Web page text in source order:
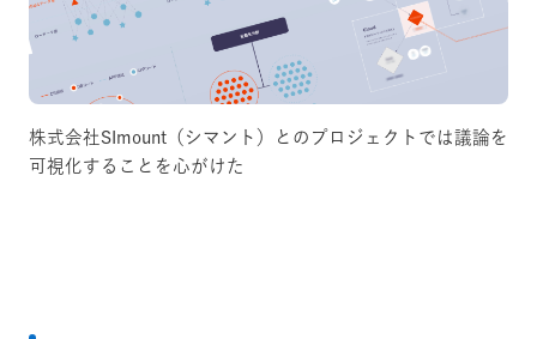
株式会社SImount（シマント）とのプロジェクトでは議論を
可視化することを心がけた